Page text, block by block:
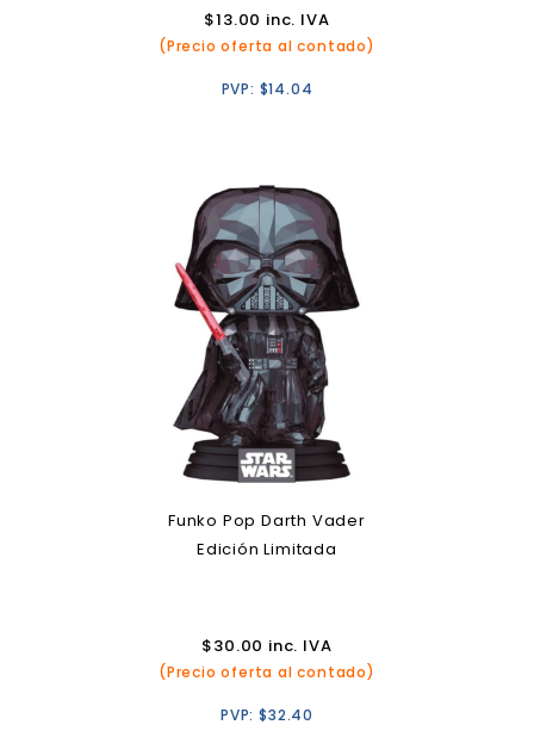
$13.00 inc. IVA
(Precio oferta al contado)
PVP: $14.04
Funko Pop Darth Vader
Edición Limitada
$30.00 inc. IVA
(Precio oferta al contado)
PVP:$32.40